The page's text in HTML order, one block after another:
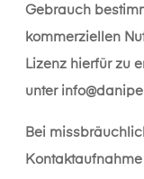
Gebrauch
kommerziellen
Lizenz hierfür zu
unter
Bei